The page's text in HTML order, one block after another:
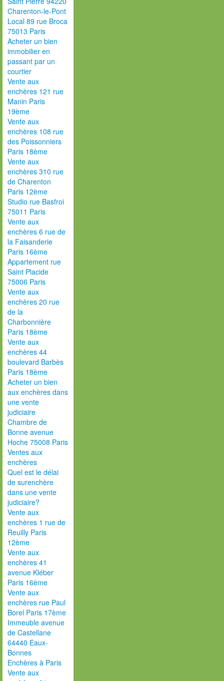
Charenton-le-Pont
Local 89 rue Broca
75013 Paris
Acheter un bien
immobilier en
passant par un
courtier
Vente aux
enchères 121 rue
Manin Paris
19ème
Vente aux
enchères 108 rue
des Poissonniers
Paris 18ème
Vente aux
enchères 310 rue
de Charenton
Paris 12ème
Studio rue Basfroi
75011 Paris
Vente aux
enchères 6 rue de
la Faisanderie
Paris 16ème
Appartement rue
Saint Placide
75006 Paris
Vente aux
enchères 20 rue
de la
Charbonnière
Paris 18ème
Vente aux
enchères 44
boulevard Barbès
Paris 18ème
Acheter un bien
aux enchères dans
une vente
judiciaire
Chambre de
Bonne avenue
Hoche 75008 Paris
Ventes aux
enchères
Quel est le délai
de surenchère
dans une vente
judiciaire?
Vente aux
enchères 1 rue de
Reuilly Paris
12ème
Vente aux
enchères 41
avenue Kléber
Paris 16ème
Vente aux
enchères rue Paul
Borel Paris 17ème
Immeuble avenue
de Castellane
64440 Eaux-
Bonnes
Enchères à Paris
Vente aux